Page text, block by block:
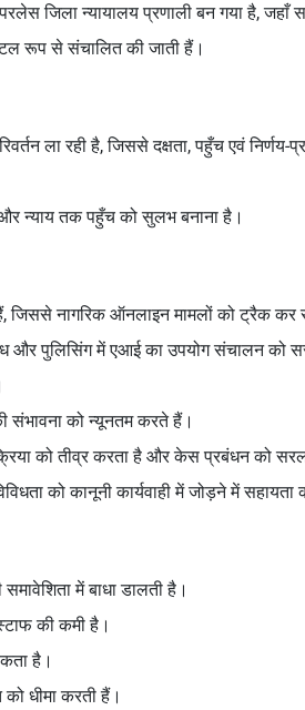
जिला न्यायालय प्रणाली बन गया है, जहाँ
रूप से संचालित की जाती हैं।
ला रही है, जिससे दक्षता, पहुँच एवं निर्णय-
और न्याय तक पहुँच को सुलभ बनाना है।
जिससे नागरिक ऑनलाइन मामलों को ट्रैक
और पुलिसिंग में एआई का उपयोग संचालन को
संभावना को न्यूनतम करते हैं।
को तीव्र करता है और केस प्रबंधन को
को कानूनी कार्यवाही में जोड़ने में सहायता
में बाधा डालती है।
की कमी है।
है।
धीमा करती हैं।